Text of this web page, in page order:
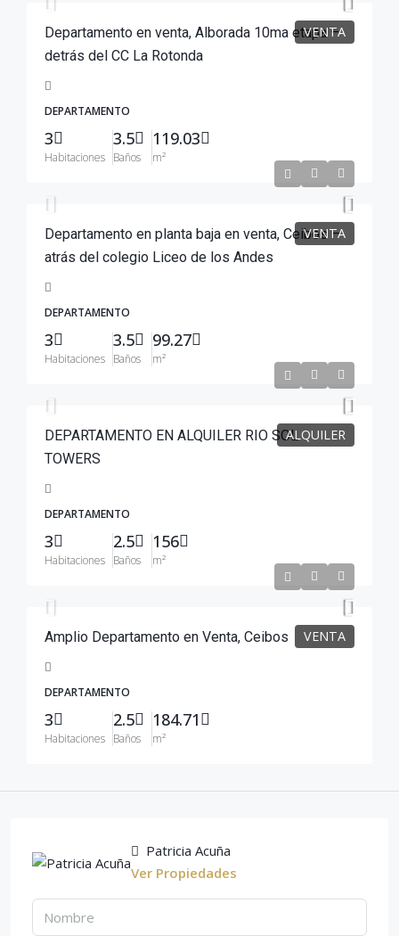
VENTA
Departamento en venta, Alborada 10ma etapa –
detrás del CC La Rotonda
DEPARTAMENTO
3
Habitaciones
3.5
Baños
119.03
m²
VENTA
Departamento en planta baja en venta, Ceibos –
atrás del colegio Liceo de los Andes
DEPARTAMENTO
3
Habitaciones
3.5
Baños
99.27
m²
ALQUILER
DEPARTAMENTO EN ALQUILER RIO SOL
TOWERS
DEPARTAMENTO
3
Habitaciones
2.5
Baños
156
m²
VENTA
Amplio Departamento en Venta, Ceibos
DEPARTAMENTO
3
Habitaciones
2.5
Baños
184.71
m²
Patricia Acuña
Ver Propiedades